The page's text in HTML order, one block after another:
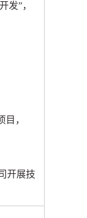
发”，
，
开展技